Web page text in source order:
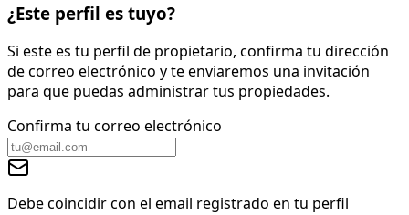
¿Este perfil es tuyo?
Si este es tu perfil de propietario, confirma tu dirección
de correo electrónico y te enviaremos una invitación
para que puedas administrar tus propiedades.
Confirma tu correo electrónico
Debe coincidir con el email registrado en tu perfil